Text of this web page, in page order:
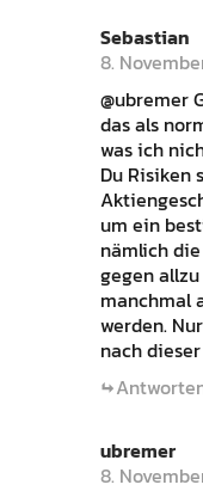
Sebastian
8.
@ubremer
das als
was ich
Du Risiken
um ein
nämlich
gegen
manchmal
werden.
nach
ubremer
8.